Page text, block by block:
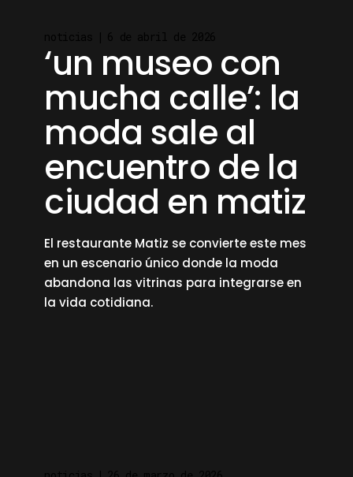
‘un museo con
mucha calle’: la
moda sale al
encuentro de la
ciudad en matiz
El restaurante Matiz se convierte este mes
en un escenario único donde la moda
abandona las vitrinas para integrarse en
la vida cotidiana.